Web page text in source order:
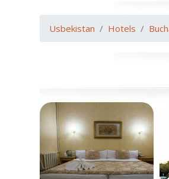
Usbekistan Hotels